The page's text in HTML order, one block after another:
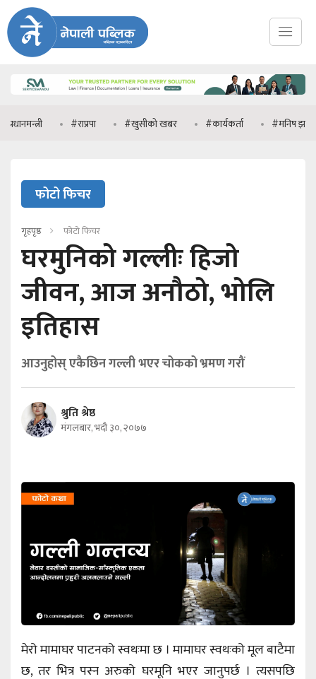
#राप्रपा #खुसीको खबर #कार्यकर्ता #मनिष झा
फोटो फिचर
गृहपृष्ठ फोटो फिचर
घरमुनिको गल्लीः हिजो
जीवन, आज अनौठो, भोलि
इतिहास
आउनुहोस् एकैछिन गल्ली भएर चोकको भ्रमण गरौं
श्रुति श्रेष्ठ
मंगलबार, भदौ ३०, २०७७
मेरो मामाघर पाटनको स्वथःमा छ । मामाघर स्वथःको मूल बाटैमा
छ, तर भित्र पस्न अरुको घरमूनि भएर जानुपर्छ । त्यसपछि